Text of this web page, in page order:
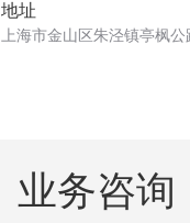
地址
上海市金山区朱泾镇亭枫
业务咨询